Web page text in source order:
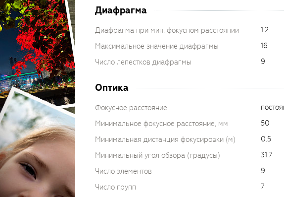
Диафрагма
Диафрагма при мин. фокусном расстоянии
1.2
Максимальное значение диафрагмы
16
Число лепестков диафрагмы
9
Оптика
Фокусное расстояние
Минимальное фокусное расстояние, мм
50
Минимальная дистанция фокусировки (м)
0.5
Минимальный угол обзора (градусы)
31.7
Число элементов
9
Число групп
7